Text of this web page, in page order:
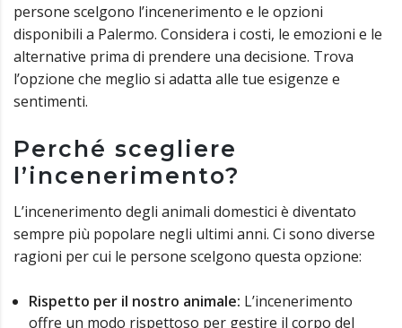
persone scelgono l’incenerimento e le opzioni
disponibili a Palermo. Considera i costi, le emozioni e le
alternative prima di prendere una decisione. Trova
l’opzione che meglio si adatta alle tue esigenze e
sentimenti.
Perché scegliere
l’incenerimento?
L’incenerimento degli animali domestici è diventato
sempre più popolare negli ultimi anni. Ci sono diverse
ragioni per cui le persone scelgono questa opzione:
Rispetto per il nostro animale: L’incenerimento
offre un modo rispettoso per gestire il corpo del